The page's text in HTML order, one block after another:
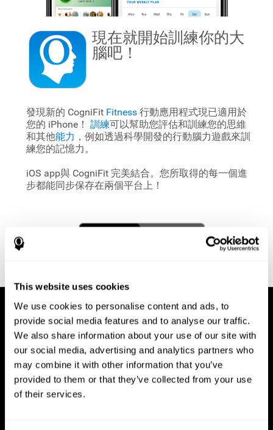
This website uses cookies
We use cookies to personalise content and ads, to
provide social media features and to analyse our traffic.
We also share information about your use of our site with
our social media, advertising and analytics partners who
may combine it with other information that you’ve
provided to them or that they’ve collected from your use
of their services.
現在就開始訓練你的大
腦吧！
發現新的 CogniFit Fitness行動應用程式現已適用於
您的 iPhone！ 訓練可以幫助您評估和訓練您的思維
和其他能力 ，例如透過科學開發的行動腦力遊戲來訓
練您的記憶力。
iOS app與 CogniFit 完美結合。您所取得的每一個進
步都能同步保存在兩個平台上！